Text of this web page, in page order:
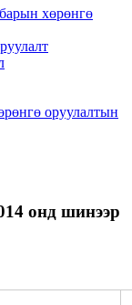
хөрөнгө
оруулалтын
онд шинээр